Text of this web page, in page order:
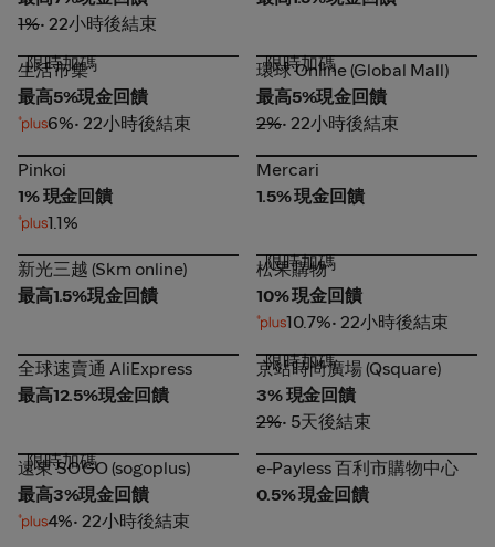
1%• 22小時後結束
生活市集
限時加碼
生活市集
最高5%現金回饋
6%• 22小時後結束
環球 Online (Global Mall)
限時加碼
環球 Online (Global Mall)
最高5%現金回饋
2%• 22小時後結束
Pinkoi
Pinkoi
1% 現金回饋
1.1%
Mercari
Mercari
1.5% 現金回饋
新光三越 (Skm online)
新光三越 (Skm online)
最高1.5%現金回饋
松果購物
限時加碼
松果購物
10% 現金回饋
10.7%• 22小時後結束
全球速賣通 AliExpress
全球速賣通 AliExpress
最高12.5%現金回饋
京站時尚廣場 (Qsquare)
限時加碼
京站時尚廣場 (Qsquare)
3% 現金回饋
2%• 5天後結束
遠東 SOGO (sogoplus)
限時加碼
遠東 SOGO (sogoplus)
最高3%現金回饋
4%• 22小時後結束
e-Payless 百利市購物中心
e-Payless 百利市購物中心
0.5% 現金回饋